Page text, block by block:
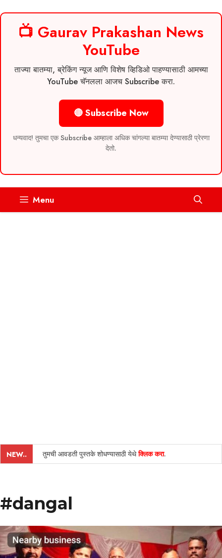
📺 Gaurav Prakashan News
YouTube
ताज्या बातम्या, ब्रेकिंग न्यूज आणि विशेष व्हिडिओ पाहण्यासाठी आमच्या
YouTube चॅनलला आजच Subscribe करा.
🔴 Subscribe Now
धन्यवाद! तुमचा एक Subscribe आम्हाला अधिक चांगल्या बातम्या देण्यासाठी प्रेरणा
देतो.
Menu
NEW.. तुमची आवडती पुस्तके शोधण्यासाठी येथेक्लिक करा.
#dangal